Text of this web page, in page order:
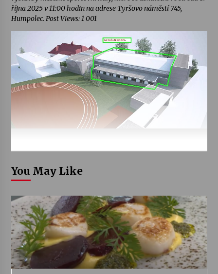
října 2025 v 11:00 hodin na adrese Tyršovo náměstí 745,
Humpolec. Post Views: 1 001
You May Like